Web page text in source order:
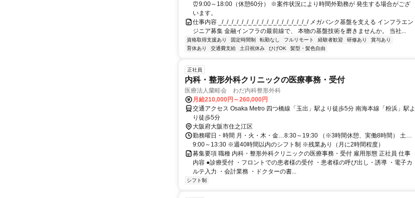
⏰9:00～18:00（休憩60分） ※案件状況により時間外勤務が 発生する場合がござ
います。
仕事内容 _/_/_/_/_/_/_/_/_/_/_/_/_/_/_/_/_/_/ メガバンク基盤を支える インフラエン
ジニア募集 金融インフラの最前線で、 本物の基盤技術を磨きませんか。 当社...
資格取得支援あり 固定時間制 転勤なし フルリモート 経験者歓迎 研修あり
賞与あり
育休あり
交通費支給 土日祝休み ひげOK 髪型・髪色自由
正社員
内科・整形外科クリニックの医療事務・受付
医療法人蘭畦会 わだ内科整形外科
月給210,000円～260,000円
交通アクセス Osaka Metro 四つ橋線「玉出」駅より徒歩5分 南海本線「粉浜」駅よ
り徒歩5分
大阪府大阪市住之江区
勤務曜日・時間 月・火・木・金…8:30～19:30 （※3時間休憩、実働8時間） 土…
9:00～13:30 ※週40時間以内のシフト制 ※残業あり（月に2時間程度）
募集要項 職種 内科・整形外科クリニックの医療事務・受付 雇用形態 正社員 仕事
内容 ●診療受付 ・フロントでの患者様の受付 ・患者様の呼び出し・誘導 ・電子カ
ルテ入力 ・会計業務 ・ドクターの書...
シフト制